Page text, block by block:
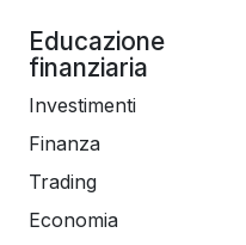
Educazione
finanziaria
Investimenti
Finanza
Trading
Economia